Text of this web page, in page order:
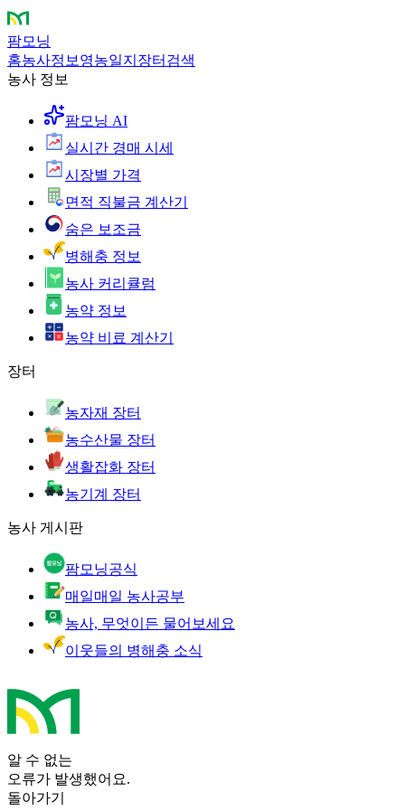
팜모닝
홈농사정보 영농일지 장터 검색
농사 정보
팜모닝 AI
실시간 경매 시세
시장별 가격
면적 직불금 계산기
숨은 보조금
병해충 정보
농사 커리큘럼
농약 정보
농약 비료 계산기
장터
농자재 장터
농수산물 장터
생활잡화 장터
농기계 장터
농사 게시판
팜모닝공식
매일매일 농사공부
농사, 무엇이든 물어보세요
이웃들의 병해충 소식
알 수 없는
오류가 발생했어요.
돌아가기